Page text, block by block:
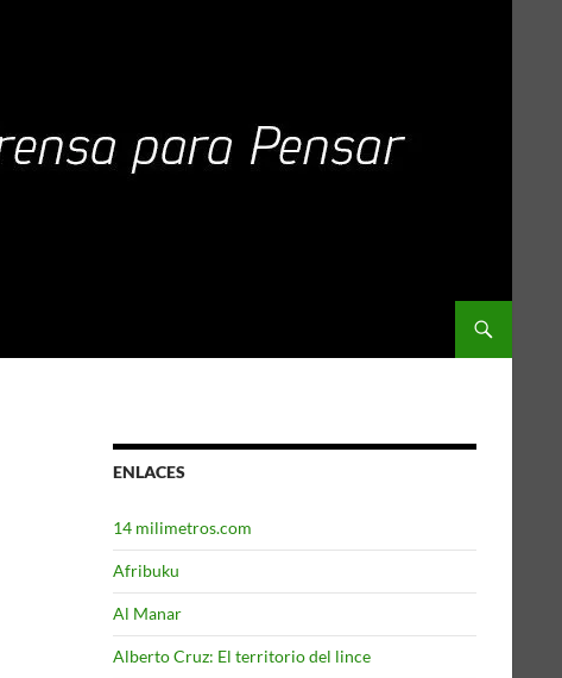
ENLACES
14 milimetros.com
Afribuku
Al Manar
Alberto Cruz: El territorio del lince